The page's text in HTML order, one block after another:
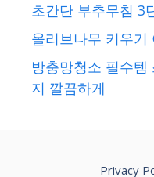
초간단 부추무침 3
올리브나무 키우기
방충망청소 필수
지 깔끔하게
Privacy